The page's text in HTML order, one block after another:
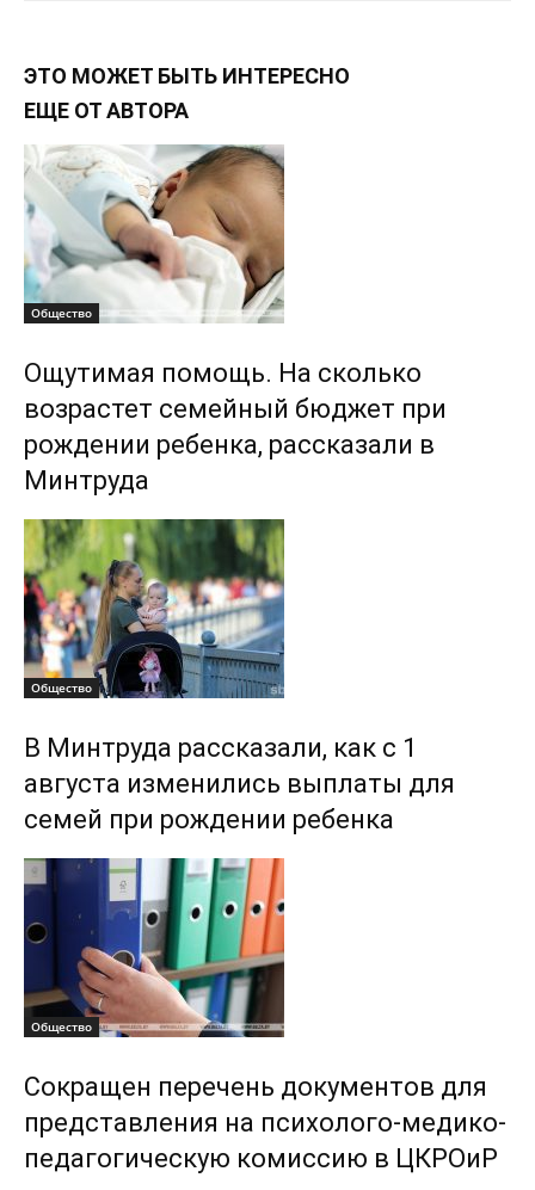
ЭТО МОЖЕТ БЫТЬ ИНТЕРЕСНО
ЕЩЕ ОТ АВТОРА
Общество
Ощутимая помощь. На сколько
возрастет семейный бюджет при
рождении ребенка, рассказали в
Минтруда
Общество
В Минтруда рассказали, как с 1
августа изменились выплаты для
семей при рождении ребенка
Общество
Сокращен перечень документов для
представления на психолого-медико-
педагогическую комиссию в ЦКРОиР